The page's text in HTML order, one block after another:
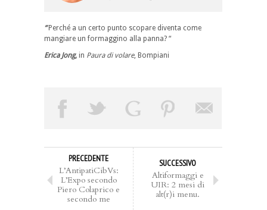
“ Perché a un certo punto scopare diventa come
mangiare un formaggino alla panna? “
Erica Jong, in Paura di volare, Bompiani
PRECEDENTE
L’AntipatiCibVs:
L’Expo secondo
Piero Colaprico e
secondo me
SUCCESSIVO
Altiformaggi e
UIR: 2 mesi di
alt(r)i menu.